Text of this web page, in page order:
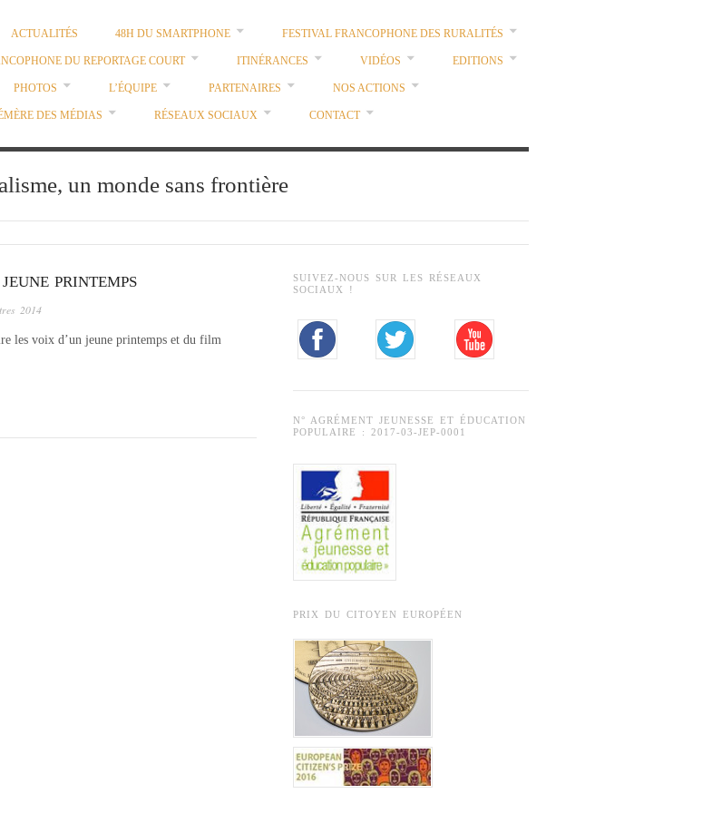
ACTUALITÉS 48H DU SMARTPHONE FESTIVAL FRANCOPHONE DES RURALITÉS
DU REPORTAGE COURT ITINÉRANCES VIDÉOS EDITIONS
PHOTOS L’ÉQUIPE PARTENAIRES NOS ACTIONS
DES MÉDIAS RÉSEAUX SOCIAUX CONTACT
un monde sans frontière
PRINTEMPS
2014
les voix d’un jeune printemps et du film
SUIVEZ-NOUS SUR LES RÉSEAUX
SOCIAUX !
N° AGRÉMENT JEUNESSE ET ÉDUCATION
POPULAIRE : 2017-03-JEP-0001
PRIX DU CITOYEN EUROPÉEN